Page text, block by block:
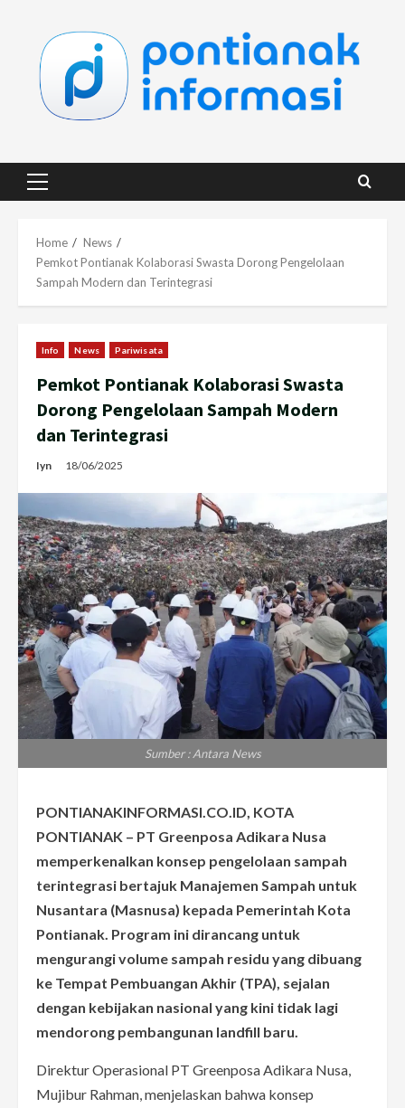
content
Primary
Home
News
Pemkot Pontianak Kolaborasi Swasta Dorong Pengelolaan
Sampah Modern dan Terintegrasi
Info News Pariwisata
Pemkot Pontianak Kolaborasi Swasta
Dorong Pengelolaan Sampah Modern
dan Terintegrasi
Iyn 18/06/2025
Sumber : Antara News
PONTIANAKINFORMASI.CO.ID, KOTA
PONTIANAK – PT Greenposa Adikara Nusa
memperkenalkan konsep pengelolaan sampah
terintegrasi bertajuk Manajemen Sampah untuk
Nusantara (Masnusa) kepada Pemerintah Kota
Pontianak. Program ini dirancang untuk
mengurangi volume sampah residu yang dibuang
ke Tempat Pembuangan Akhir (TPA), sejalan
dengan kebijakan nasional yang kini tidak lagi
mendorong pembangunan landfill baru.
Direktur Operasional PT Greenposa Adikara Nusa,
Mujibur Rahman, menjelaskan bahwa konsep